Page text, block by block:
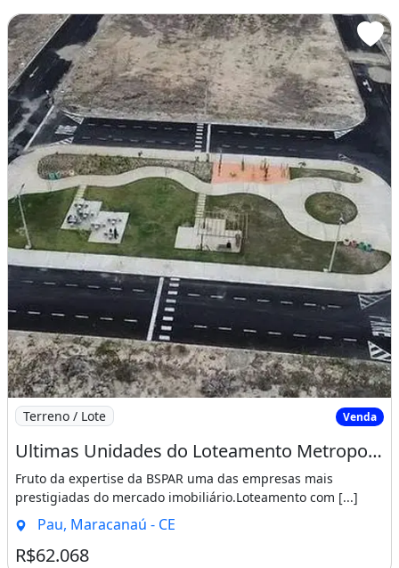
Imagem: Ultimas Unidades do Loteamento Metropole
Terreno / Lote Venda
Ultimas Unidades do Loteamento Metropole Maracanau Sucesso de Vendas!!!!. Venha Já
Fruto da expertise da BSPAR uma das empresas mais
prestigiadas do mercado imobiliário.Loteamento com [...]
Pau, Maracanaú - CE
R$62.068